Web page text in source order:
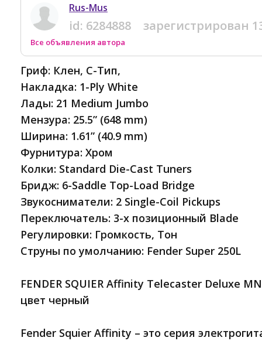
Rus-Mus
id: 6284888 зарегистрирован
Все объявления автора
Гриф: Клен, C-Тип,
Накладка: 1-Ply White
Лады: 21 Medium Jumbo
Мензура: 25.5” (648 mm)
Ширина: 1.61” (40.9 mm)
Фурнитура: Хром
Колки: Standard Die-Cast Tuners
Бридж: 6-Saddle Top-Load Bridge
Звукосниматели: 2 Single-Coil Pickups
Переключатель: 3-х позиционный Blade
Регулировки: Громкость, Тон
Струны по умолчанию: Fender Super 250L
FENDER SQUIER Affinity Telecaster Deluxe
цвет черный
Fender Squier Affinity – это серия